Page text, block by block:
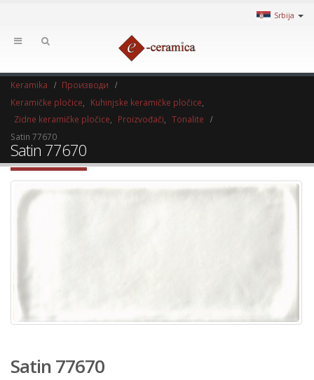
Srbija
Keramika
Производи
Keramičke pločice
Kuhinjske keramičke pločice
Zidne keramičke pločice
Proizvođači
Tonalite
Satin 77670
Satin 77670
Satin 77670